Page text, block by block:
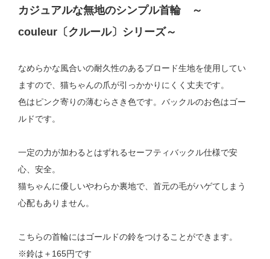
カジュアルな無地のシンプル首輪 ～
couleur〔クルール〕シリーズ～
なめらかな風合いの耐久性のあるブロード生地を使用してい
ますので、猫ちゃんの爪が引っかかりにくく丈夫です。
色はピンク寄りの薄むらさき色です。バックルのお色はゴー
ルドです。
一定の力が加わるとはずれるセーフティバックル仕様で安
心、安全。
猫ちゃんに優しいやわらか裏地で、首元の毛がハゲてしまう
心配もありません。
こちらの首輪にはゴールドの鈴をつけることができます。
※鈴は＋165円です